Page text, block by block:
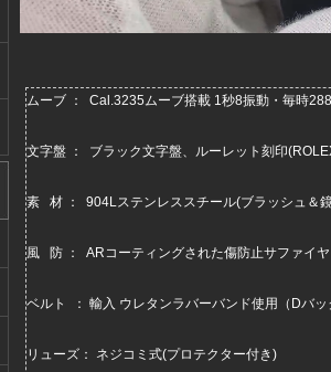
ムーブ ： Cal.3235ムーブ搭載 1秒8振動・毎時
文字盤 ： ブラック文字盤、ルーレット刻印
素 材 ： 904Lステンレススチール(ブラッシュ＆
風 防 ： ARコーティングされた傷防止サファイ
ベルト ： 輸入 ウレタンラバーバンド使用（Dバッ
リューズ： ネジコミ式(プロテクター付き)